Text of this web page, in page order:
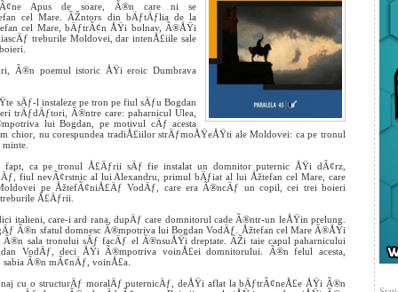
Apus de soare, Ã®n care ni se
cel Mare. ÃŽntors din bÄƒtÄƒlia de la
cel Mare, bÄƒtrÃ¢n ÅŸi bolnav, Ã®ÅŸi
treburile Moldovei, dar intenÅ£iile sale
Ã®n poemul istoric ÅŸi eroic Dumbrava
sÄƒ-l instaleze pe tron pe fiul sÄƒu Bogdan
trÄƒdÄƒtori, Ã®ntre care: paharnicul Ulea,
lui Bogdan, pe motivul cÄƒ acesta
nu corespundea tradiÅ£iilor strÄƒmoÅŸeÅŸti ale Moldovei: ca pe tronul
fapt, ca pe tronul Å£Äƒrii sÄƒ fie instalat un domnitor puternic ÅŸi dÃ¢rz,
fiul nevÃ¢rstnic al lui Alexandru, primul bÄƒiat al lui Åžtefan cel Mare, care
pe ÅžtefÃ¢niÅ£Äƒ VodÄƒ, care era Ã®ncÄƒ un copil, cei trei boieri
Å£Äƒrii.
italieni, care-i ard rana, dupÄƒ care domnitorul cade Ã®ntr-un leÅŸin prelung.
Ã®n sfatul domnesc Ã®mpotriva lui Bogdan VodÄƒ. Åžtefan cel Mare Ã®ÅŸi
sala tronului sÄƒ facÄƒ el Ã®nsuÅŸi dreptate. ÃŽi taie capul paharnicului
VodÄƒ, deci ÅŸi Ã®mpotriva voinÅ£ei domnitorului. Ã®n felul acesta,
Ã®n mÃ¢nÄƒ, voinÅ£a.
cu o structurÄƒ moralÄƒ puternicÄƒ, deÅŸi aflat la bÄƒtrÃ¢neÅ£e ÅŸi Ã®n